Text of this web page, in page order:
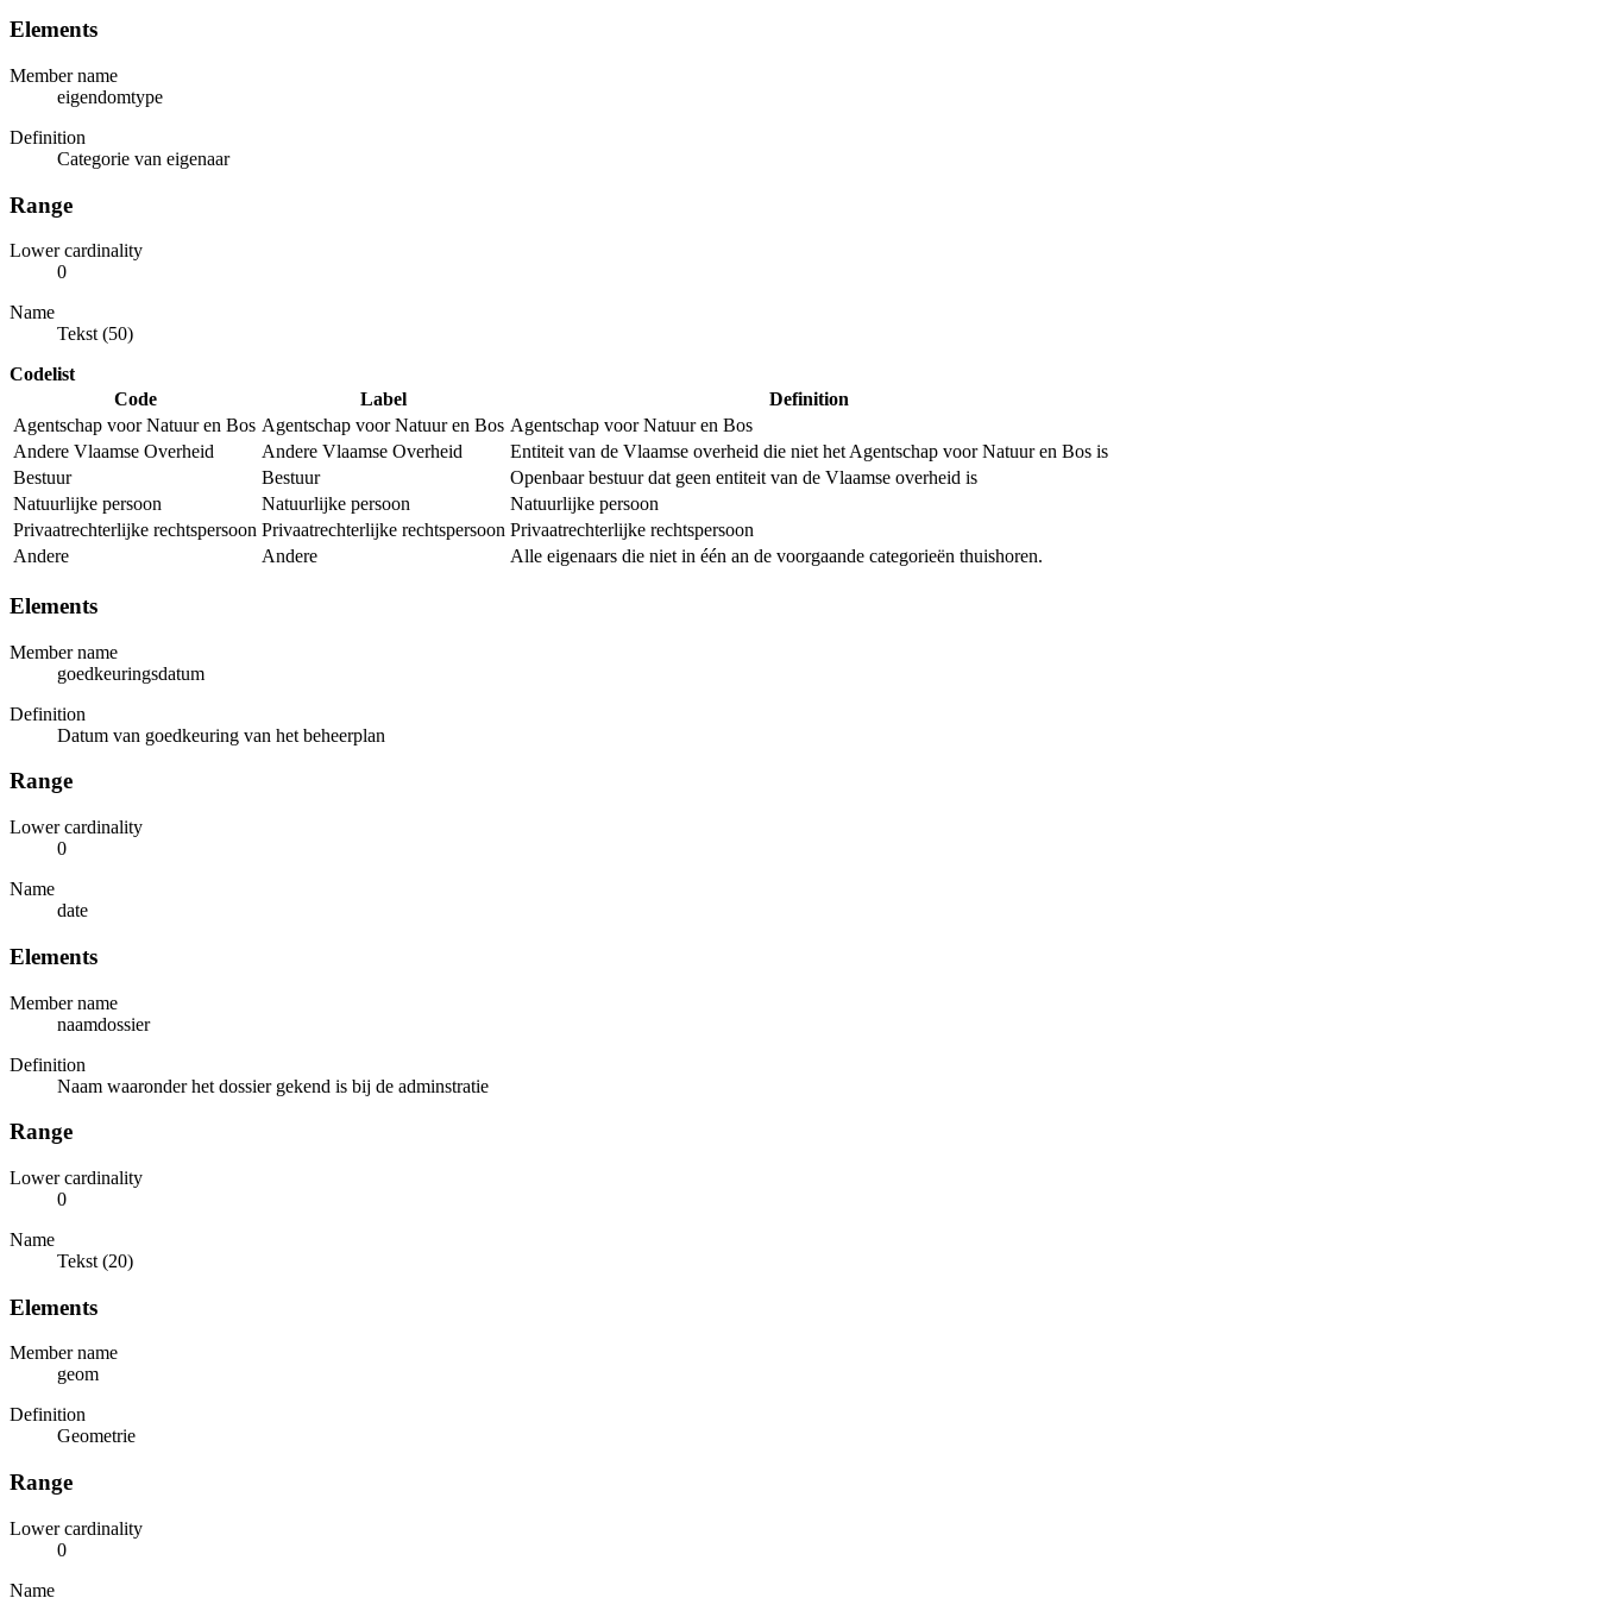
Elements
Member name
eigendomtype
Definition
Categorie van eigenaar
Range
Lower cardinality
0
Name
Tekst (50)
Codelist
Code
Label
Definition
Agentschap voor Natuur en Bos Agentschap voor Natuur en Bos Agentschap voor Natuur en Bos
Andere Vlaamse Overheid
Andere Vlaamse Overheid
Entiteit van de Vlaamse overheid die niet het Agentschap voor Natuur en Bos is
Bestuur
Bestuur
Openbaar bestuur dat geen entiteit van de Vlaamse overheid is
Natuurlijke persoon
Natuurlijke persoon
Natuurlijke persoon
Privaatrechterlijke rechtspersoon Privaatrechterlijke rechtspersoon Privaatrechterlijke rechtspersoon
Andere
Andere Alle eigenaars die niet in één an de voorgaande categorieën thuishoren.
Elements
Member name
goedkeuringsdatum
Definition
Datum van goedkeuring van het beheerplan
Range
Lower cardinality
0
Name
date
Elements
Member name
naamdossier
Definition
Naam waaronder het dossier gekend is bij de adminstratie
Range
Lower cardinality
0
Name
Tekst (20)
Elements
Member name
geom
Definition
Geometrie
Range
Lower cardinality
0
Name